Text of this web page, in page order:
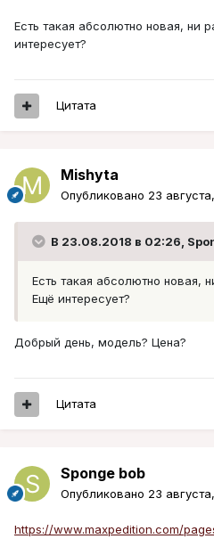
Есть такая абсолютно новая, ни
интересует?
Цитата
Mishyta
Опубликовано 23
В 23.08.2018 в 02:26,
Есть такая абсолютно новая,
Ещё интересует?
Добрый день, модель? Цена?
Цитата
Sponge bob
Опубликовано 23
https://www.maxpedition.com/